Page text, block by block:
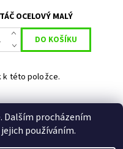
OCELOVÝ MALÝ
k této položce.
| Zboží.cz
Dalším procházením
používáním.